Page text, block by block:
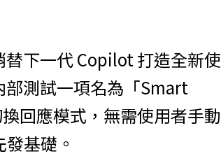
下一代 Copilot 打造全新使
測試一項名為「Smart
回應模式，無需使用者手動
基礎。